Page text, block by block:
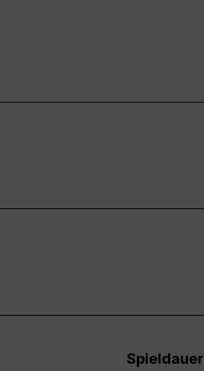
Spieldauer